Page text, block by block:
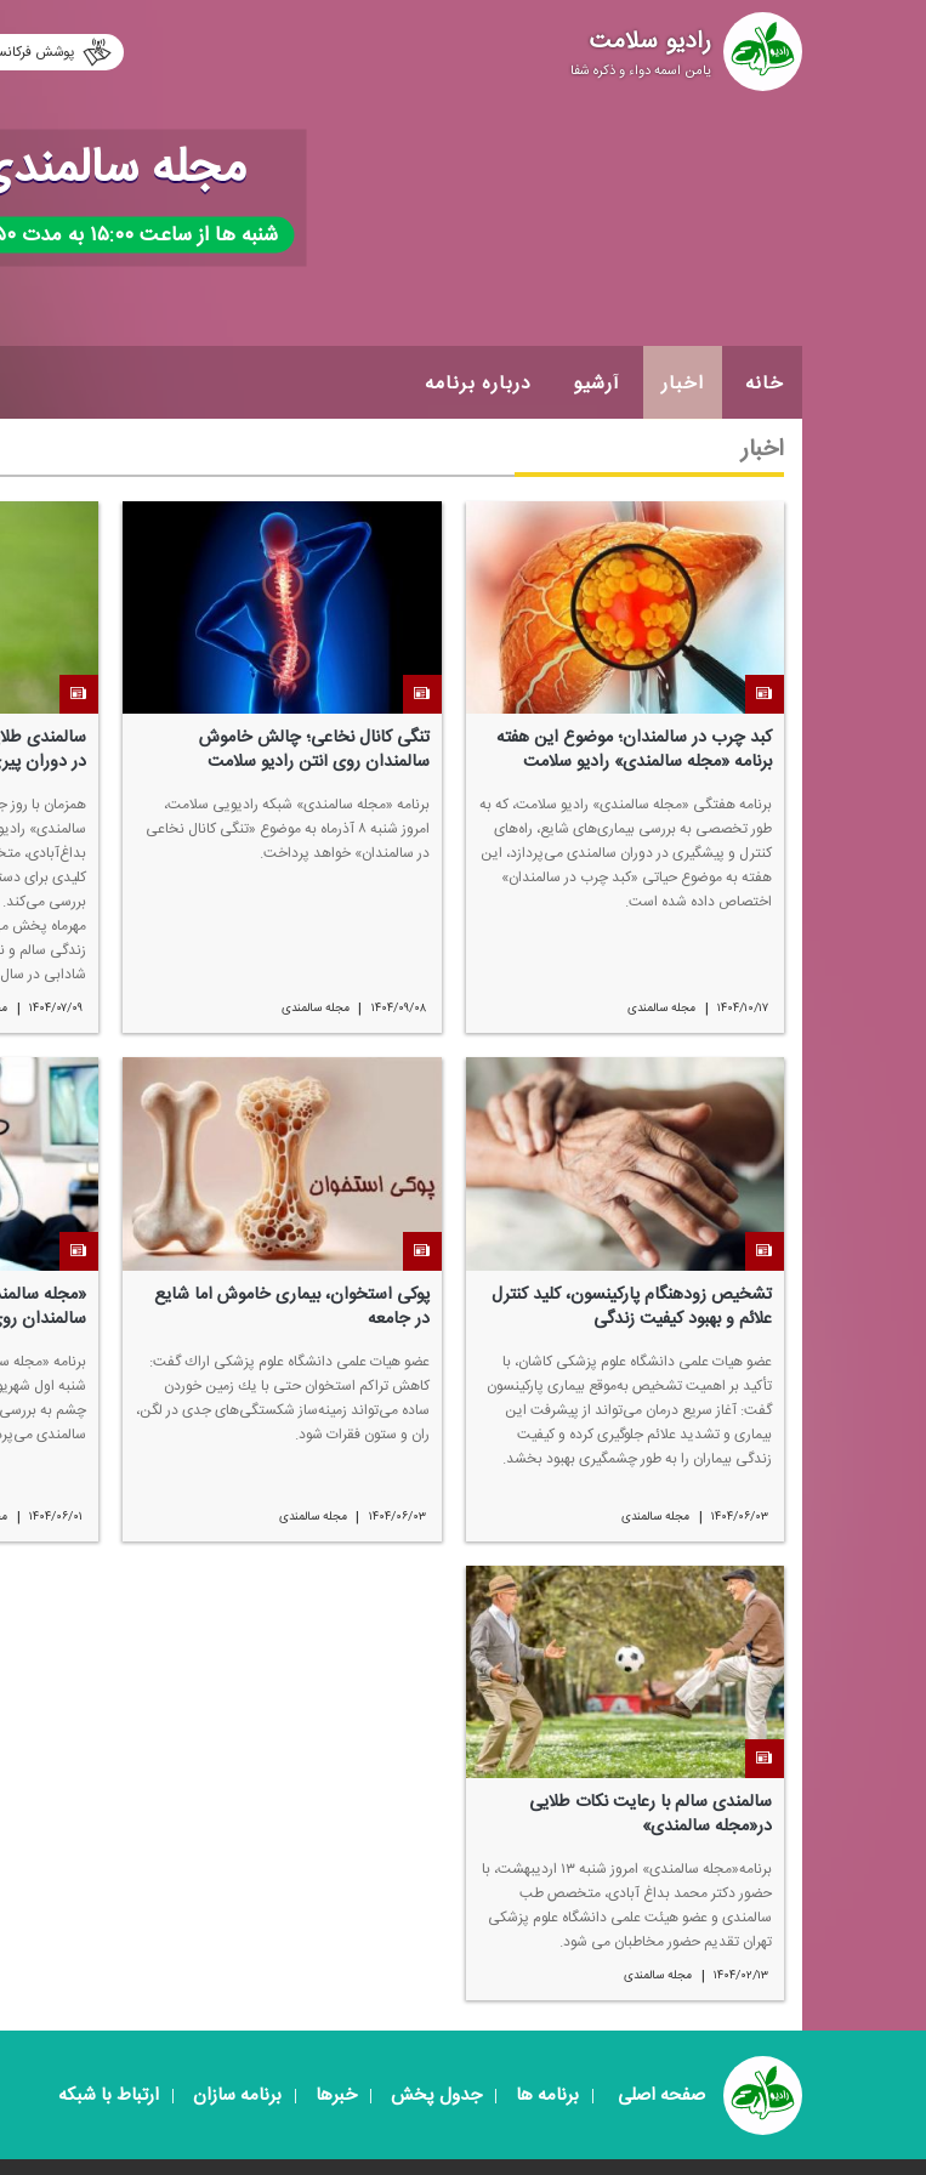
رادیو سلامت
یامن اسمه دواء و ذکره شفا
پوشش
مجله
شنبه ها از ساعت ۱۵:۰۰ به مدت ۵۰ دقیقه
خانه اخبار آرشیو درباره برنامه
اخبار
كبد چرب در سالمندان؛ موضوع این هفته
برنامه «مجله سالمندی» رادیو سلامت
برنامه هفتگی «مجله سالمندی» رادیو سلامت، كه به
طور تخصصی به بررسی بیماری‌های شایع، راه‌های
كنترل و پیشگیری در دوران سالمندی می‌پردازد، این
هفته به موضوع حیاتی «كبد چرب در سالمندان»
اختصاص داده شده است.
۱۴۰۴/۱۰/۱۷ | مجله سالمندی
تنگی كانال نخاعی؛ چالش خاموش
سالمندان روی آنتن رادیو سلامت
برنامه «مجله سالمندی» شبكه رادیویی سلامت،
امروز شنبه ۸ آذرماه به موضوع «تنگی كانال نخاعی
در سالمندان» خواهد پرداخت.
۱۴۰۴/۰۹/۰۸ | مجله سالمندی
سالمندی
در دوران
همزمان با روز
سالمندی»
بداغ‌آبادی،
كلیدی برای
مهرماه پخش
زندگی سالم
شادابی در
۱۴۰۴/۰۷/۰۹ |
تشخیص زودهنگام پاركینسون، كلید كنترل
علائم و بهبود كیفیت زندگی
عضو هیات علمی دانشگاه علوم پزشكی كاشان، با
تأكید بر اهمیت تشخیص به‌موقع بیماری پاركینسون
گفت: آغاز سریع درمان می‌تواند از پیشرفت این
بیماری و تشدید علائم جلوگیری كرده و كیفیت
زندگی بیماران را به طور چشمگیری بهبود بخشد.
۱۴۰۴/۰۶/۰۳ | مجله سالمندی
پوكی استخوان، بیماری خاموش اما شایع
در جامعه
عضو هیات علمی دانشگاه علوم پزشكی اراك گفت:
كاهش تراكم استخوان حتی با یك زمین خوردن
ساده می‌تواند زمینه‌ساز شكستگی‌های جدی در لگن،
ران و ستون فقرات شود.
۱۴۰۴/۰۶/۰۳ | مجله سالمندی
«مجله
سالمندان
برنامه «مجله
شنبه اول
چشم به بررسی
سالمندی
۱۴۰۴/۰۶/۰۱ |
سالمندی سالم با رعایت نكات طلایی
در«مجله سالمندی»
برنامه«مجله سالمندی» امروز شنبه ۱۳ اردیبهشت، با
حضور دكتر محمد بداغ آبادی، متخصص طب
سالمندی و عضو هیئت علمی دانشگاه علوم پزشكی
تهران تقدیم حضور مخاطبان می شود.
۱۴۰۴/۰۲/۱۳ | مجله سالمندی
صفحه اصلی برنامه ها جدول پخش خبرها برنامه سازان ارتباط با شبکه